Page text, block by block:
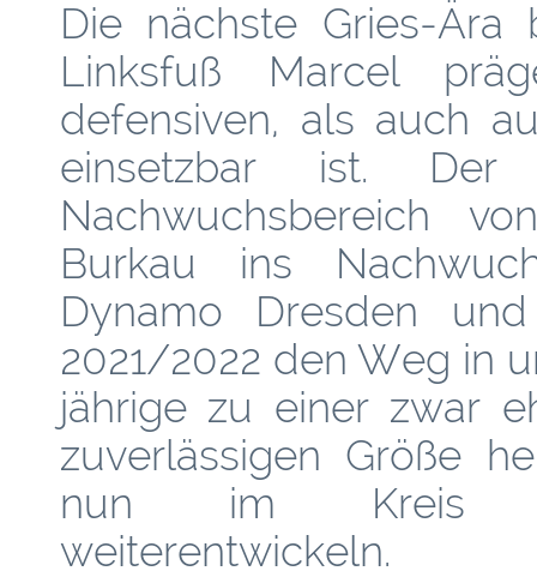
Die nächste Gries-
Linksfuß Marcel
defensiven, als auch
einsetzbar ist. Der
Nachwuchsbereich
Burkau ins
Dynamo Dresden
2021/2022 den Weg in
jährige zu einer zwar
zuverlässigen Größe
nun im Kreis
weiterentwickeln.